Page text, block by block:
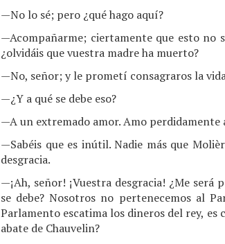
—No lo sé; pero ¿qué hago aquí?
—Acompañarme; ciertamente que esto no
¿olvidáis que vuestra madre ha muerto?
—No, señor; y le prometí consagraros la
—¿Y a qué se debe eso?
—A un extremado amor. Amo perdidamente
—Sabéis que es inútil. Nadie más que
desgracia.
—¡Ah, señor! ¡Vuestra desgracia! ¿Me
se debe? Nosotros no pertenecemos al
Parlamento escatima los dineros del rey, es
abate de Chauvelin?